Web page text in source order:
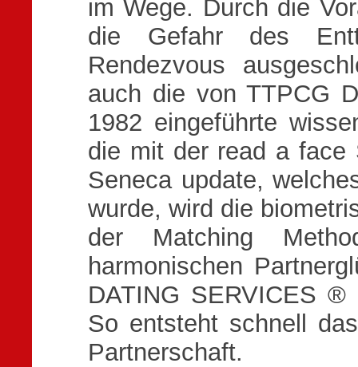
im Wege. Durch die
die Gefahr des
Rendezvous
auch die von TTPCG
1982 eingeführte
die mit der read a face
Seneca update,
wurde, wird die
der Matching
harmonischen
DATING SERVICES ®
So entsteht schnell
Partnerschaft.